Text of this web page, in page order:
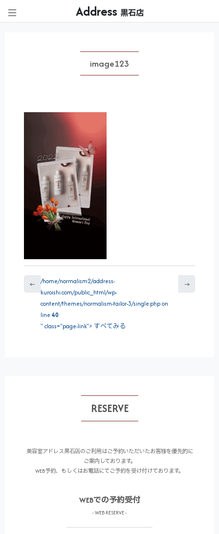
Address 黒石店
image123
←
/home/normalism2/address-
kuroishi.com/public_html/wp-
content/themes/normalism-tailor-3/single.php on
line40
" class="page-link"> すべてみる
→
RESERVE
美容室アドレス黒石店のご利用はご予約いただいたお客様を優先的に
ご案内しております。
WEB予約、もしくはお電話にてご予約を受け付けております。
WEBでの予約受付
- WEB RESERVE -